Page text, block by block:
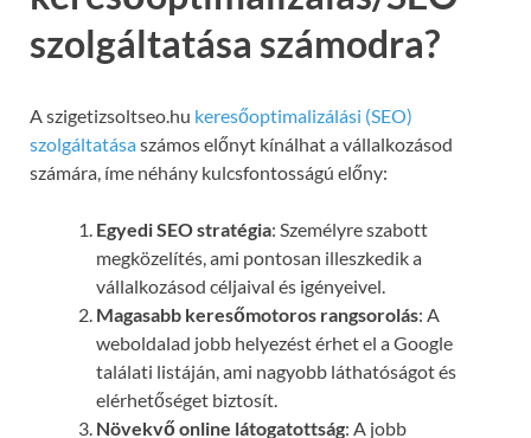
szolgáltatása számodra?
A szigetizsoltseo.hu keresőoptimalizálási (SEO)
szolgáltatásaszámos előnyt kínálhat a vállalkozásod
számára, íme néhány kulcsfontosságú előny:
Egyedi SEO stratégia: Személyre szabott
megközelítés, ami pontosan illeszkedik a
vállalkozásod céljaival és igényeivel.
Magasabb keresőmotoros rangsorolás: A
weboldalad jobb helyezést érhet el a Google
találati listáján, ami nagyobb láthatóságot és
elérhetőséget biztosít.
Növekvő online látogatottság: A jobb